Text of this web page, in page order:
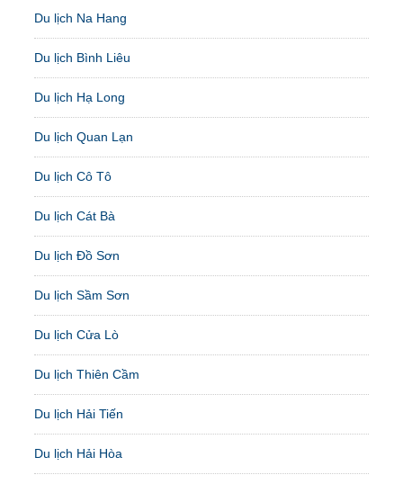
Du lịch Na Hang
Du lịch Bình Liêu
Du lịch Hạ Long
Du lịch Quan Lạn
Du lịch Cô Tô
Du lịch Cát Bà
Du lịch Đồ Sơn
Du lịch Sầm Sơn
Du lịch Cửa Lò
Du lịch Thiên Cầm
Du lịch Hải Tiến
Du lịch Hải Hòa